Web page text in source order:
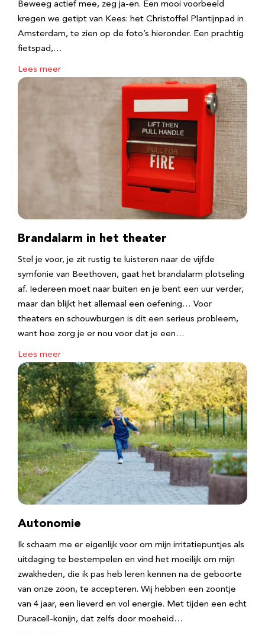
Beweeg actief mee, zeg ja-en. Een mooi voorbeeld
kregen we getipt van Kees: het Christoffel Plantijnpad in
Amsterdam, te zien op de foto’s hieronder. Een prachtig
fietspad,…
Lees meer
Brandalarm in het theater
Stel je voor, je zit rustig te luisteren naar de vijfde
symfonie van Beethoven, gaat het brandalarm plotseling
af. Iedereen moet naar buiten en je bent een uur verder,
maar dan blijkt het allemaal een oefening… Voor
theaters en schouwburgen is dit een serieus probleem,
want hoe zorg je er nou voor dat je een…
Lees meer
Autonomie
Ik schaam me er eigenlijk voor om mijn irritatiepuntjes als
uitdaging te bestempelen en vind het moeilijk om mijn
zwakheden, die ik pas heb leren kennen na de geboorte
van onze zoon, te accepteren. Wij hebben een zoontje
van 4 jaar, een lieverd en vol energie. Met tijden een echt
Duracell-konijn, dat zelfs door moeheid…